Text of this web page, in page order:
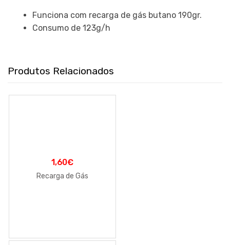
Funciona com recarga de gás butano 190gr.
Consumo de 123g/h
Produtos Relacionados
1,60€
Recarga de Gás